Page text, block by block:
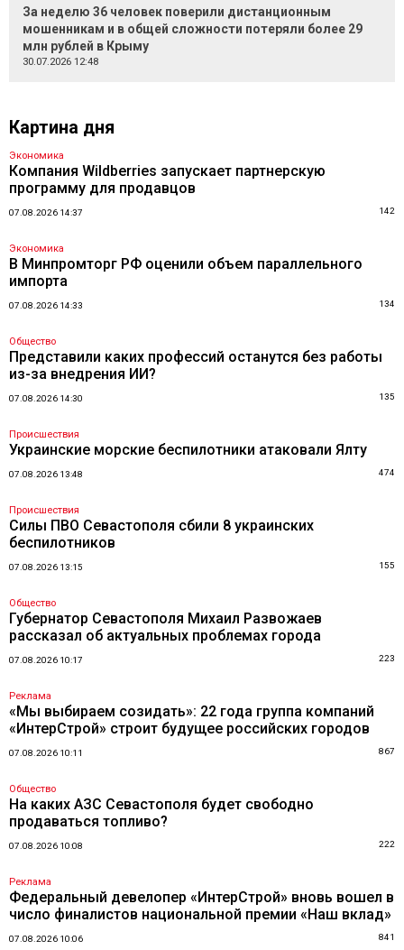
За неделю 36 человек поверили дистанционным
мошенникам и в общей сложности потеряли более 29
млн рублей в Крыму
30.07.2026 12:48
Картина дня
Экономика
Компания Wildberries запускает партнерскую
программу для продавцов
07.08.2026 14:37 142
Экономика
В Минпромторг РФ оценили объем параллельного
импорта
07.08.2026 14:33 134
Общество
Представили каких профессий останутся без работы
из-за внедрения ИИ?
07.08.2026 14:30 135
Происшествия
Украинские морские беспилотники атаковали Ялту
07.08.2026 13:48 474
Происшествия
Силы ПВО Севастополя сбили 8 украинских
беспилотников
07.08.2026 13:15 155
Общество
Губернатор Севастополя Михаил Развожаев
рассказал об актуальных проблемах города
07.08.2026 10:17 223
Реклама
«Мы выбираем созидать»: 22 года группа компаний
«ИнтерСтрой» строит будущее российских городов
07.08.2026 10:11 867
Общество
На каких АЗС Севастополя будет свободно
продаваться топливо?
07.08.2026 10:08 222
Реклама
Федеральный девелопер «ИнтерСтрой» вновь вошел в
число финалистов национальной премии «Наш вклад»
07.08.2026 10:06 841